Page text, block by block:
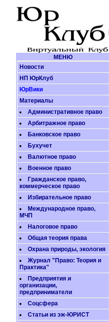
МЕНЮ
Новости
НП ЮрКлуб
ЮрВики
Материалы
Административное право
Арбитражное право
Банковское право
Бухучет
Валютное право
Военное право
Гражданское право,
коммерческое право
Избирательное право
Международное право,
МЧП
Налоговое право
Общая теория права
Охрана природы, экология
Журнал "Право: Теория и
Практика"
Предприятия и
организации,
предприниматели
Соцсфера
Статьи из эж-ЮРИСТ